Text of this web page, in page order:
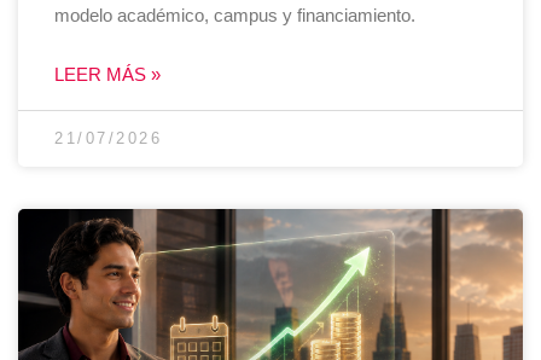
modelo académico, campus y financiamiento.
LEER MÁS »
21/07/2026